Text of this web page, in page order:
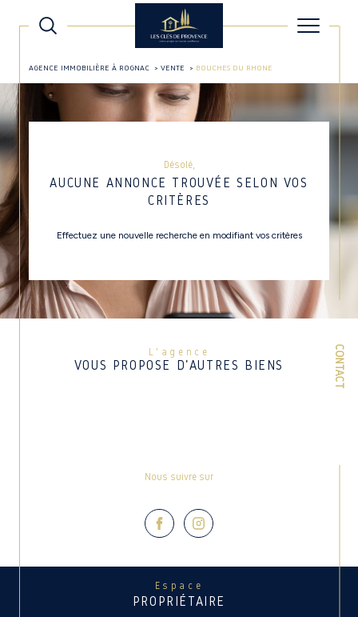
CONTACT
AGENCE IMMOBILIÈRE À ROGNAC VENTE BOUCHES DU RHONE
Désolé,
AUCUNE ANNONCE TROUVÉE SELON VOS
CRITÈRES
Effectuez une nouvelle recherche en modifiant vos critères
L'agence
VOUS PROPOSE D'AUTRES BIENS
Nous suivre sur
Espace
PROPRIÉTAIRE